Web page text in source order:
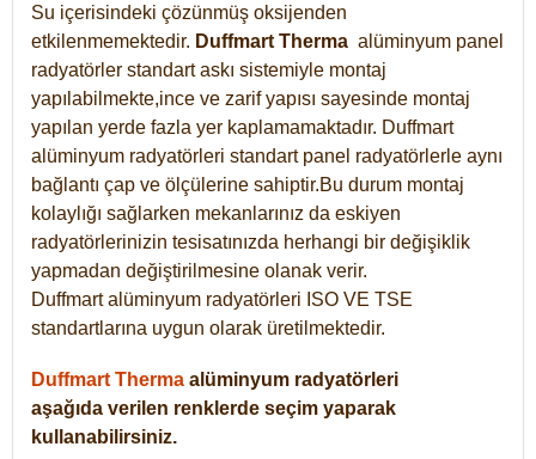
Su içerisindeki çözünmüş oksijenden
etkilenmemektedir. Duffmart Therma alüminyum panel
radyatörler standart askı sistemiyle montaj
yapılabilmekte,ince ve zarif yapısı sayesinde montaj
yapılan yerde fazla yer kaplamamaktadır. Duffmart
alüminyum radyatörleri standart panel radyatörlerle aynı
bağlantı çap ve ölçülerine sahiptir.Bu durum montaj
kolaylığı sağlarken mekanlarınız da eskiyen
radyatörlerinizin tesisatınızda herhangi bir değişiklik
yapmadan değiştirilmesine olanak verir.
Duffmart alüminyum radyatörleri ISO VE TSE
standartlarına uygun olarak üretilmektedir.
Duffmart Therma alüminyum radyatörleri
aşağıda verilen renklerde seçim yaparak
kullanabilirsiniz.